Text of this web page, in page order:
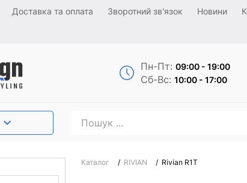
Доставка та оплата Зворотний зв'язок Новини
Пн-Пт: 09:00 - 19:00
Сб-Вс: 10:00 - 17:00
Каталог / RIVIAN / Rivian R1T